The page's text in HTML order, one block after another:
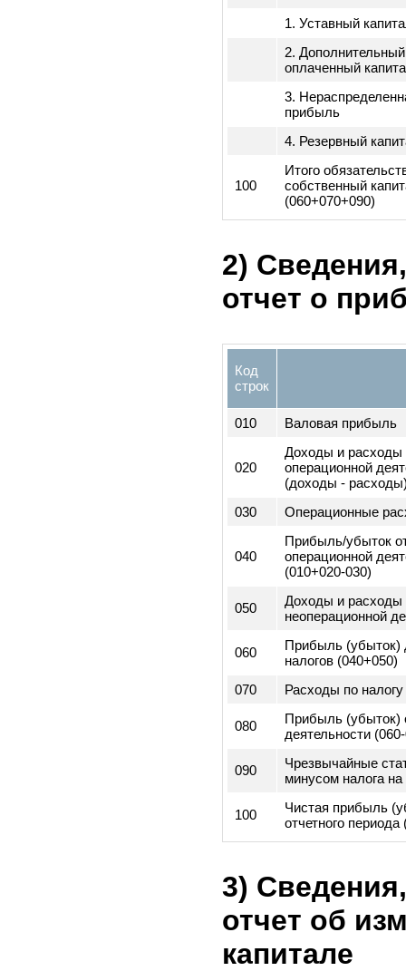
1.
2.
обязательства
Итого
(060+070)
Собственный
1. Уставный
3.
прибыль
4. Резервный
100
Итого
2)
отчет о
Код
010 Валовая
Доходы и
операционной
Операционные
Прибыль/
операционной
(010+020-030)
050 Доходы и
070
Расходы по
080 Прибыль